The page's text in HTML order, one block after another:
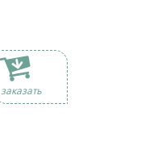
заказать